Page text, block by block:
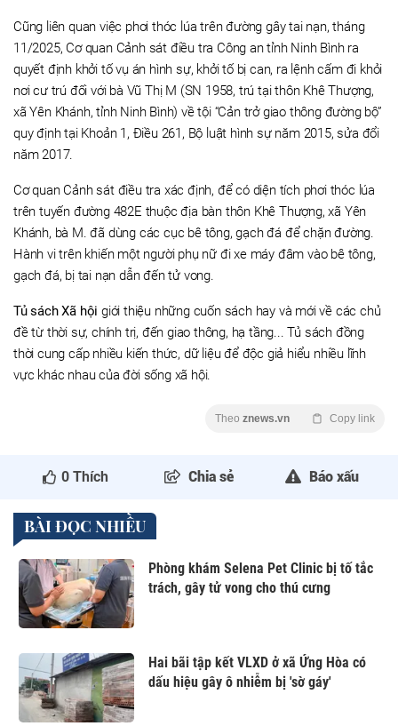
Cũng liên quan việc phơi thóc lúa trên đường gây tai nạn, tháng
11/2025, Cơ quan Cảnh sát điều tra Công an tỉnh Ninh Bình ra
quyết định khởi tố vụ án hình sự, khởi tố bị can, ra lệnh cấm đi khỏi
nơi cư trú đối với bà Vũ Thị M (SN 1958, trú tại thôn Khê Thượng,
xã Yên Khánh, tỉnh Ninh Bình) về tội “Cản trở giao thông đường bộ”
quy định tại Khoản 1, Điều 261, Bộ luật hình sự năm 2015, sửa đổi
năm 2017.
Cơ quan Cảnh sát điều tra xác định, để có diện tích phơi thóc lúa
trên tuyến đường 482E thuộc địa bàn thôn Khê Thượng, xã Yên
Khánh, bà M. đã dùng các cục bê tông, gạch đá để chặn đường.
Hành vi trên khiến một người phụ nữ đi xe máy đâm vào bê tông,
gạch đá, bị tai nạn dẫn đến tử vong.
Tủ sách Xã hội giới thiệu những cuốn sách hay và mới về các chủ
đề từ thời sự, chính trị, đến giao thông, hạ tầng... Tủ sách đồng
thời cung cấp nhiều kiến thức, dữ liệu để độc giả hiểu nhiều lĩnh
vực khác nhau của đời sống xã hội.
Theo znews.vn Copy link
0 Thích Chia sẻ Báo xấu
BÀI ĐỌC NHIỀU
Phòng khám Selena Pet Clinic bị tố tắc
trách, gây tử vong cho thú cưng
Hai bãi tập kết VLXD ở xã Ứng Hòa có
dấu hiệu gây ô nhiễm bị 'sờ gáy'